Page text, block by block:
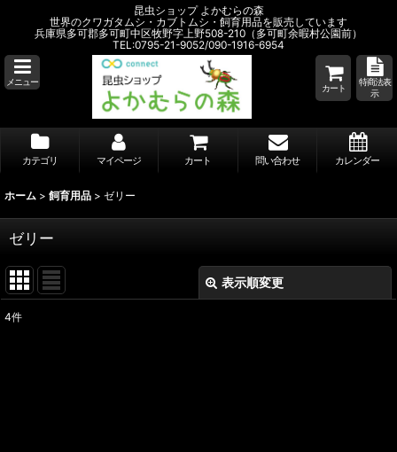
昆虫ショップ よかむらの森
世界のクワガタムシ・カブトムシ・飼育用品を販売しています
兵庫県多可郡多可町中区牧野字上野508-210（多可町余暇村公園前）
TEL:0795-21-9052/090-1916-6954
メニュー
カート
特商法表
示
カテゴリ マイページ カート 問い合わせ カレンダー
ホーム > 飼育用品 > ゼリー
ゼリー
表示順変更
4件